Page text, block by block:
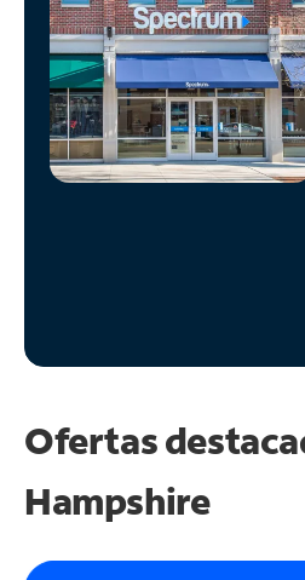
Administrar
cuenta
Encuentra
una
tienda
Ofertas
Hampshire